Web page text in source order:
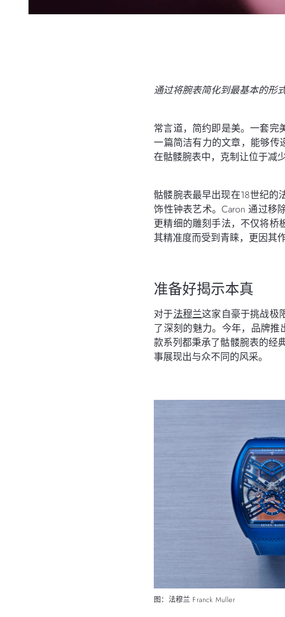
通过将腕表简化到最基本的形
常言道，简约即是美。一套完
一篇简洁有力的文章，能够
在骷髅腕表中，克制让位于减
骷髅腕表最早出现在18世纪的
饰性钟表艺术。Caron 通过移
更精细的雕刻手法，不仅将桥
其精准度而受到青睐，更因其
准备好揭示本真
对于法穆兰这家自豪于挑战极
了深刻的魅力。今年，品牌推
款系列都秉承了骷髅腕表的
事展现出与众不同的风采。
图：法穆兰 Franck Muller